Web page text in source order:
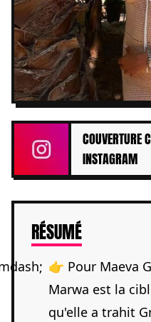
COUVERTURE
INSTAGRAM
RÉSUMÉDE L'ARTICLE
👉 Pour Maeva
Marwa est la
qu'elle a trahit